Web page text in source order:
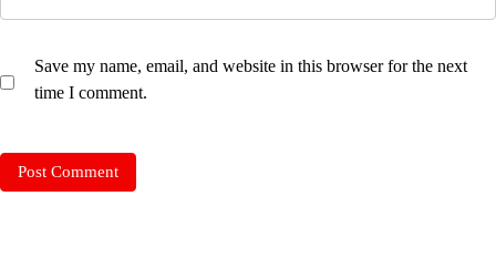
Save my name, email, and website in this browser for the next
time I comment.